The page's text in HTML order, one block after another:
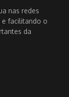
nas redes
e facilitando o
da